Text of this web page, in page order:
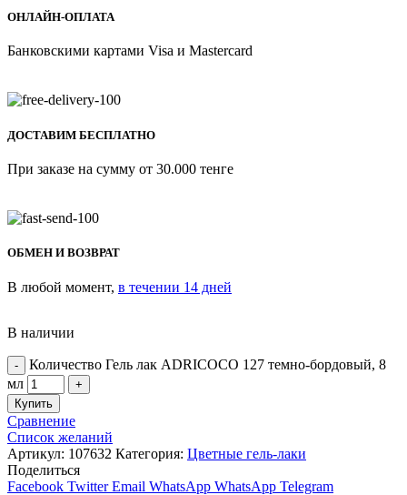
ОНЛАЙН-ОПЛАТА
Банковскими картами Visa и Mastercard
ДОСТАВИМ БЕСПЛАТНО
При заказе на сумму от 30.000 тенге
ОБМЕН И ВОЗВРАТ
В любой момент, в течении 14 дней
В наличии
Количество Гель лак ADRICOCO 127 темно-бордовый, 8
мл
Купить
Сравнение
Список желаний
Артикул: 107632 Категория: Цветные гель-лаки
Поделиться
Facebook Twitter Email WhatsApp WhatsApp Telegram